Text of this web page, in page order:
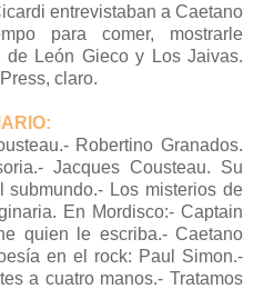
entrevistaban a Caetano
para comer, mostrarle
de León Gieco y Los Jaivas.
claro.
Robertino Granados.
Jacques Cousteau. Su
submundo.- Los misterios de
En Mordisco:- Captain
quien le escriba.- Caetano
en el rock: Paul Simon.-
a cuatro manos.- Tratamos